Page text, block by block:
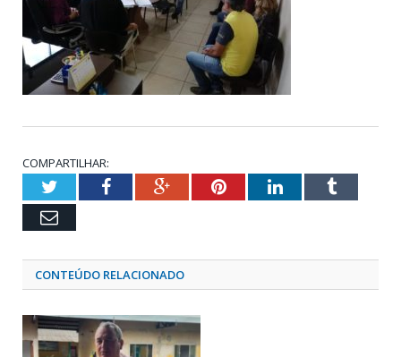
COMPARTILHAR:
TwitterFacebookGoogle+PinterestLinkedInTumblr
Email
CONTEÚDO RELACIONADO